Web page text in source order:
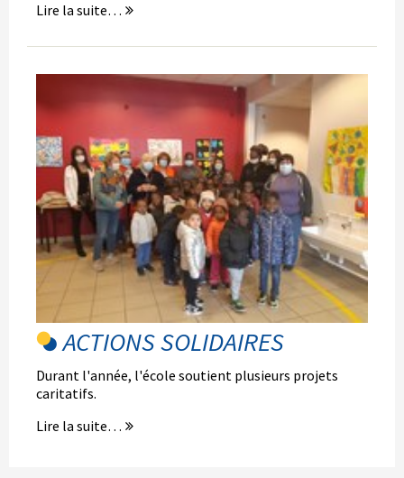
Lire la suite…
ACTIONS SOLIDAIRES
Durant l'année, l'école soutient plusieurs projets
caritatifs.
Lire la suite…